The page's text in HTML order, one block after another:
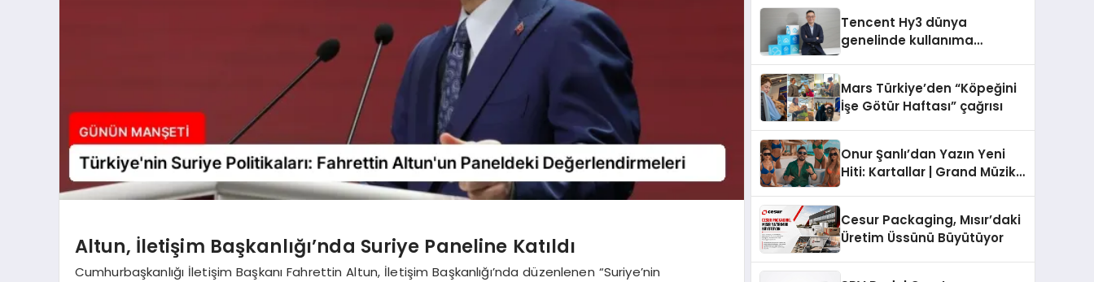
Altun, İletişim Başkanlığı’nda Suriye Paneline Katıldı
Cumhurbaşkanlığı İletişim Başkanı Fahrettin Altun, İletişim Başkanlığı’nda düzenlenen “Suriye’nin
Tencent Hy3 dünya
genelinde kullanıma
Mars Türkiye’den “Köpeğini
İşe Götür Haftası” çağrısı
Onur Şanlı’dan Yazın Yeni
Hiti: Kartallar | Grand Müzik
Cesur Packaging, Mısır’daki
Üretim Üssünü Büyütüyor